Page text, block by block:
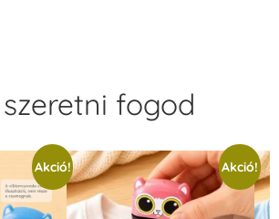
fogod
Akció! Akció!